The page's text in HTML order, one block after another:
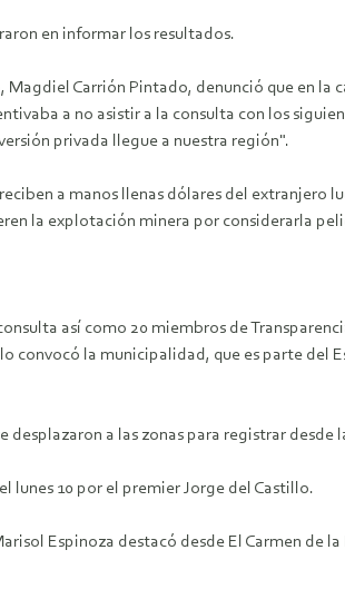
en informar los resultados.
Magdiel Carrión Pintado, denunció que en la
a no asistir a la consulta con los
privada llegue a nuestra región".
a manos llenas dólares del extranjero
la explotación minera por considerarla
así como 20 miembros de
convocó la municipalidad, que es parte del
a las zonas para registrar desde
lunes 10 por el premier Jorge del Castillo.
Espinoza destacó desde El Carmen de